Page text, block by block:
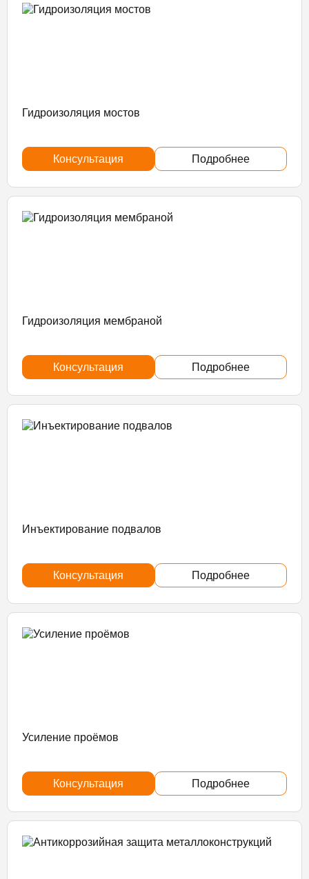
Гидроизоляция мостов
Консультация Подробнее
Гидроизоляция мембраной
Консультация Подробнее
Инъектирование подвалов
Консультация Подробнее
Усиление проёмов
Консультация Подробнее